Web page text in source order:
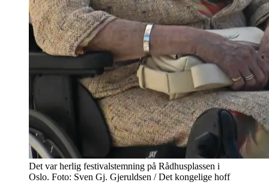
Det var herlig festivalstemning på Rådhusplassen i
Oslo. Foto: Sven Gj. Gjeruldsen / Det kongelige hoff